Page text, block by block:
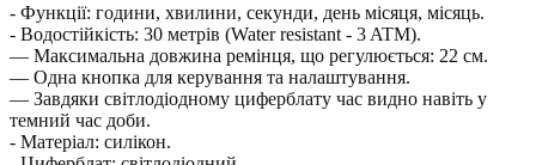
- Функції: години, хвилини, секунди, день місяця, місяць.
- Водостійкість: 30 метрів (Water resistant - 3 ATM).
— Максимальна довжина ремінця, що регулюється: 22 см.
— Одна кнопка для керування та налаштування.
— Завдяки світлодіодному циферблату час видно навіть у
темний час доби.
- Матеріал: силікон.